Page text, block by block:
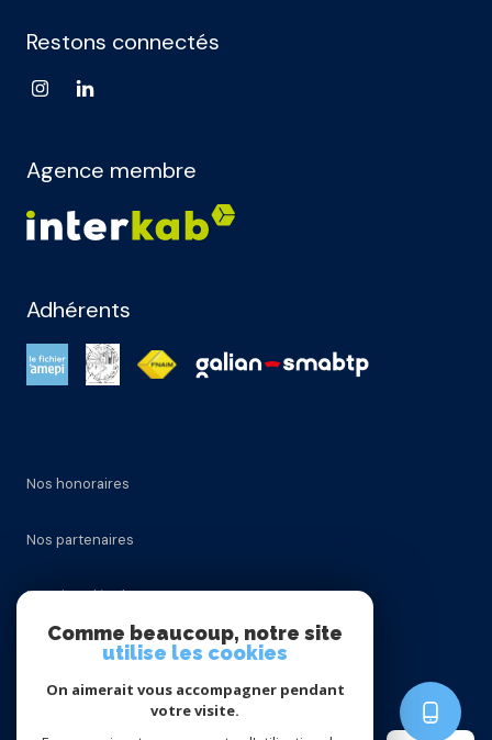
Restons connectés
Agence membre
Adhérents
Nos honoraires
Nos partenaires
Mentions légales
Comme beaucoup, notre site
utilise les cookies
On aimerait vous accompagner pendant
votre visite.